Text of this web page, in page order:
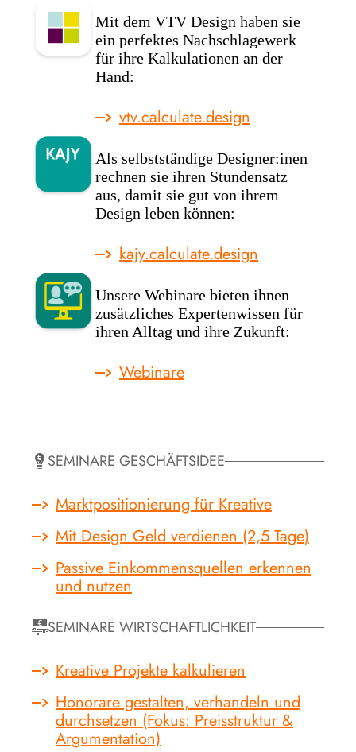
Mit dem VTV Design haben sie
ein perfektes Nachschlagewerk
für ihre Kalkulationen an der
Hand:
vtv.calculate.design
Als selbstständige Designer:inen
rechnen sie ihren Stundensatz
aus, damit sie gut von ihrem
Design leben können:
kajy.calculate.design
Unsere Webinare bieten ihnen
zusätzliches Expertenwissen für
ihren Alltag und ihre Zukunft:
Webinare
SEMINARE GESCHÄFTSIDEE
Marktpositionierung für Kreative
Mit Design Geld verdienen (2,5 Tage)
Passive Einkommensquellen erkennen
und nutzen
SEMINARE WIRTSCHAFTLICHKEIT
Kreative Projekte kalkulieren
Honorare gestalten, verhandeln und
durchsetzen (Fokus: Preisstruktur &
Argumentation)